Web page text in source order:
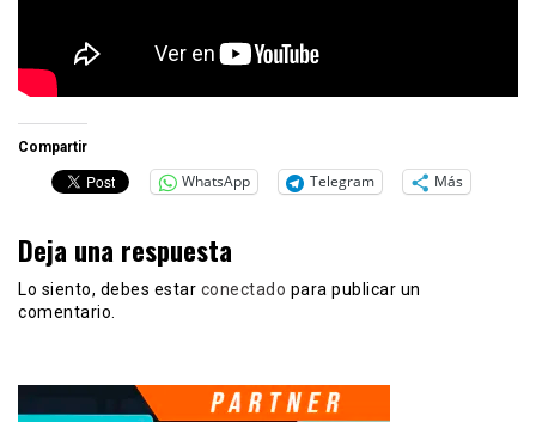
Compartir
WhatsApp Telegram Más
Deja una respuesta
Lo siento, debes estar conectado para publicar un
comentario.